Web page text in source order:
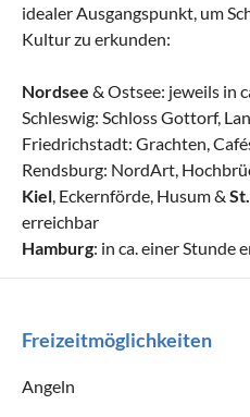
idealer Ausgangspunkt, um
Kultur zu erkunden:
Nordsee & Ostsee: jeweils in
Schleswig: Schloss Gottorf,
Friedrichstadt: Grachten,
Rendsburg: NordArt,
Kiel , Eckernförde, Husum &
erreichbar
Hamburg: in ca. einer Stunde
Freizeitmöglichkeiten
Angeln